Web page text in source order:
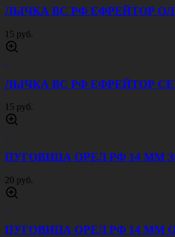
ЛЫЧКА ВС РФ ЕФРЕЙТОР
15 руб.
ЛЫЧКА ВС РФ ЕФРЕЙТОР
15 руб.
ПУГОВИЦА ОРЕЛ РФ 14 ММ
20 руб.
ПУГОВИЦА ОРЕЛ РФ 14 ММ